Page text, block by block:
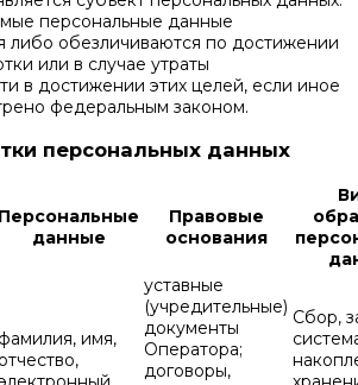
персональные данные
либо обезличиваются по достижении
или в случае утраты
в достижении этих целей, если иное
федеральным законом.
персональных данных
Персональные
данные
Правовые
основания
фамилия, имя,
отчество,
уставные
(учредительные)
документы
Оператора;
договоры,
Сбор,